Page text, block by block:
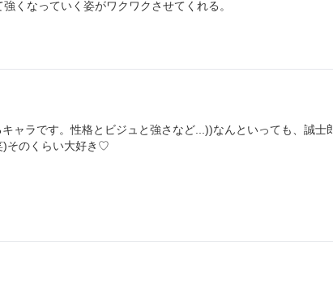
くなっていく姿がワクワクさせてくれる。
ャラです。性格とビジュと強さなど...))なんといっても、誠士
)そのくらい大好き♡